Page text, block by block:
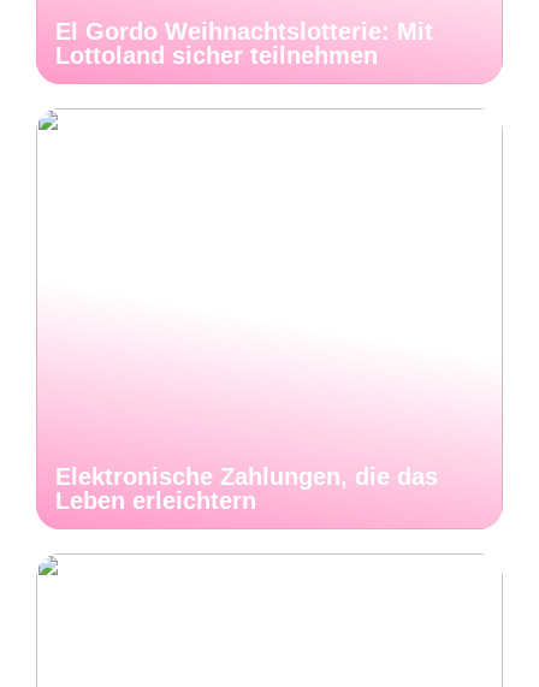
El Gordo Weihnachtslotterie: Mit
Lottoland sicher teilnehmen
Elektronische Zahlungen, die das
Leben erleichtern